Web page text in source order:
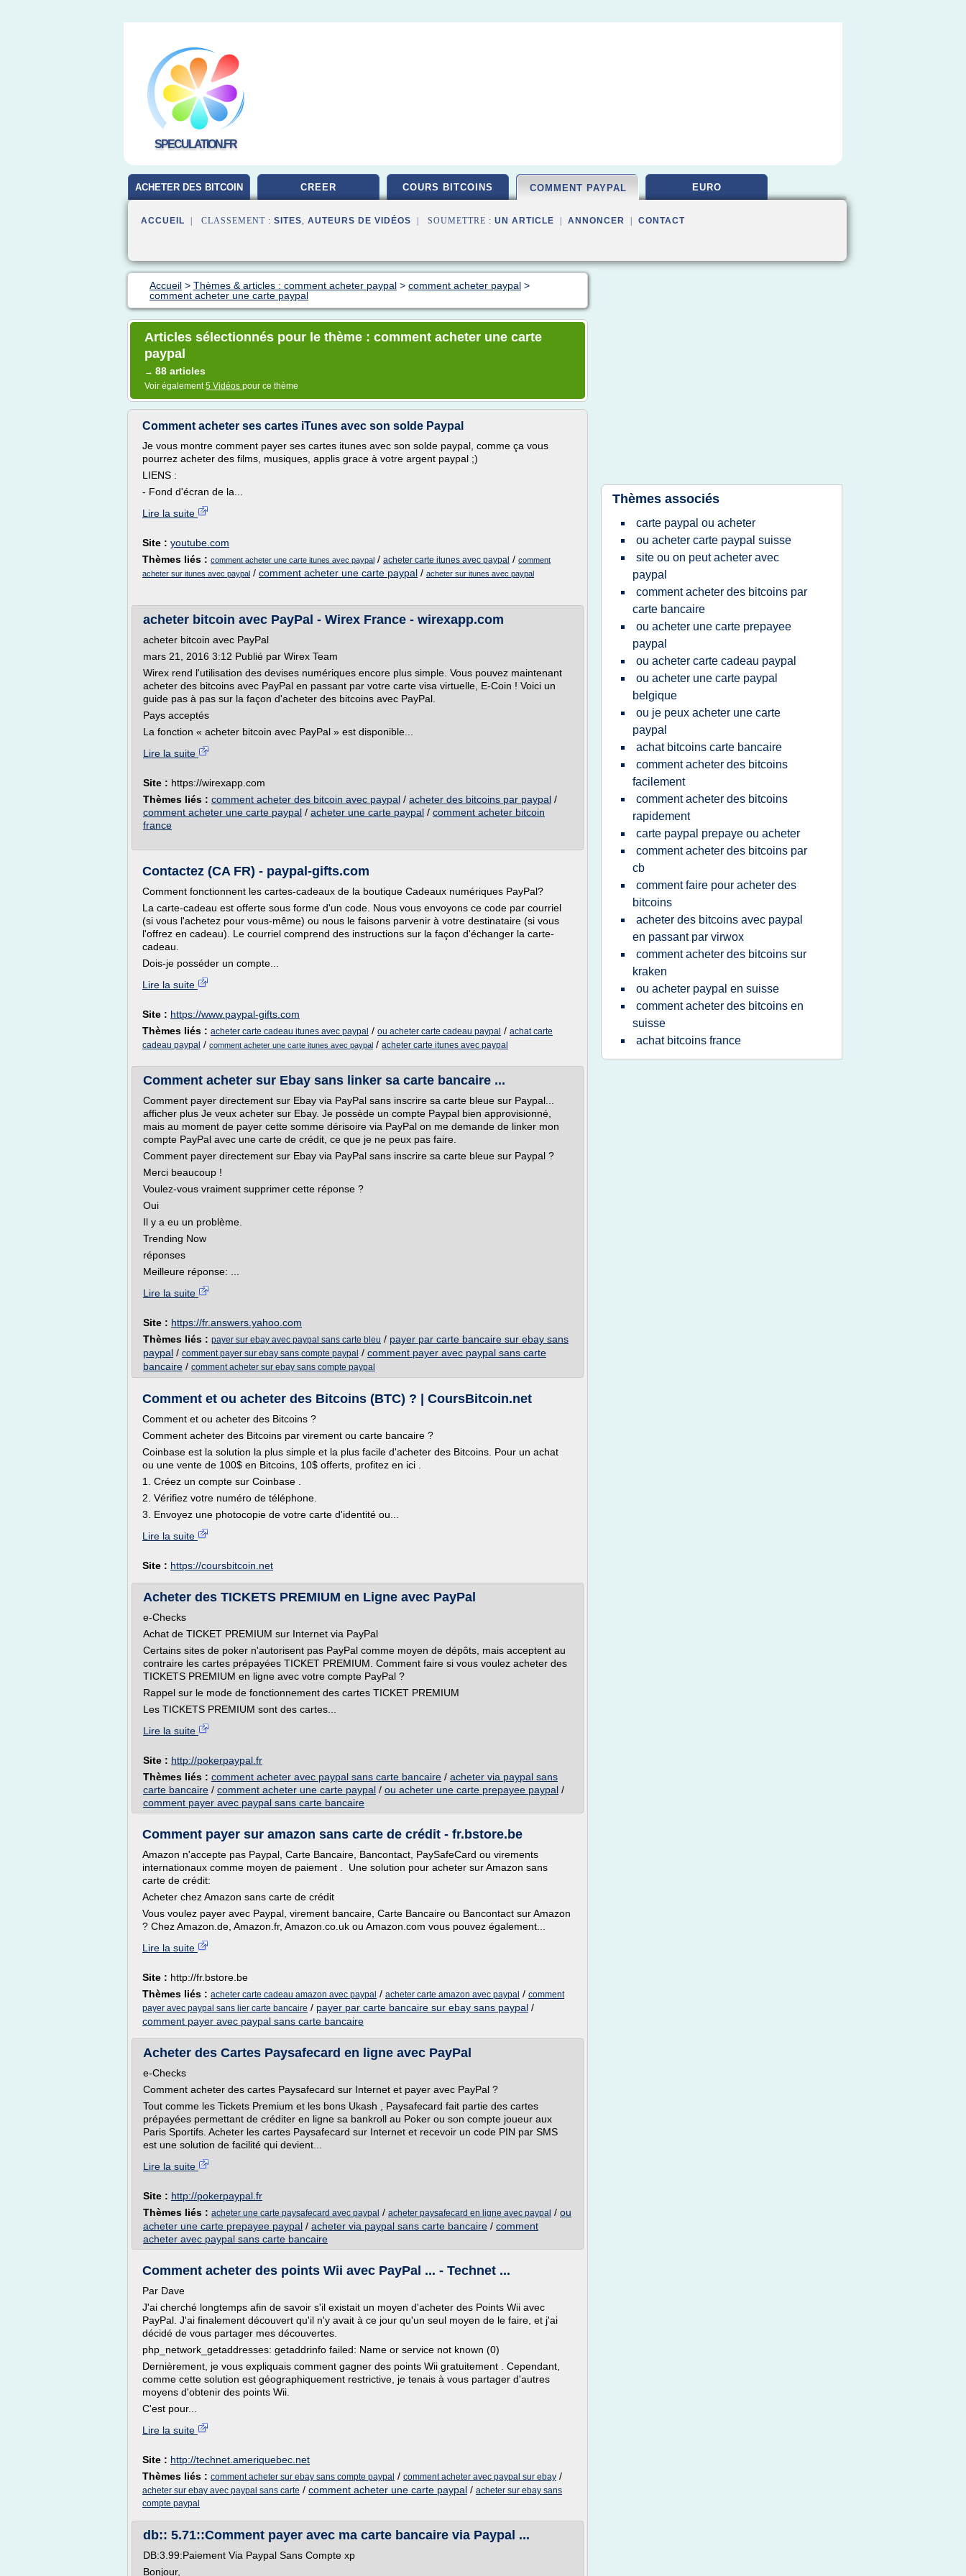
SPECULATION.FR
ACHETER DES BITCOIN CREER COURS BITCOINS COMMENT PAYPAL EURO
ACCUEIL | CLASSEMENT : SITES, AUTEURS DE VIDÉOS | SOUMETTRE : UN ARTICLE ANNONCER CONTACT
Accueil > Thèmes & articles : comment acheter paypal > comment acheter paypal >
comment acheter une carte paypal
Articles sélectionnés pour le thème : comment acheter une carte
paypal
→ 88 articles
Voir également5 Vidéos pour ce thème
Comment acheter ses cartes iTunes avec son solde Paypal
Je vous montre comment payer ses cartes itunes avec son solde paypal, comme ça vous
pourrez acheter des films, musiques, applis grace à votre argent paypal ;)
LIENS :
- Fond d'écran de la...
Lire la suite
Site : youtube.com
Thèmes liés : comment acheter une carte itunes avec paypal / acheter carte itunes avec paypal / comment
acheter sur itunes avec paypal / comment acheter une carte paypal / acheter sur itunes avec paypal
acheter bitcoin avec PayPal - Wirex France - wirexapp.com
acheter bitcoin avec PayPal
mars 21, 2016 3:12 Publié par Wirex Team
Wirex rend l'utilisation des devises numériques encore plus simple. Vous pouvez maintenant
acheter des bitcoins avec PayPal en passant par votre carte visa virtuelle, E-Coin ! Voici un
guide pas à pas sur la façon d'acheter des bitcoins avec PayPal.
Pays acceptés
La fonction « acheter bitcoin avec PayPal » est disponible...
Lire la suite
Site : https://wirexapp.com
Thèmes liés : comment acheter des bitcoin avec paypal / acheter des bitcoins par paypal /
comment acheter une carte paypal / acheter une carte paypal / comment acheter bitcoin
france
Contactez (CA FR) - paypal-gifts.com
Comment fonctionnent les cartes-cadeaux de la boutique Cadeaux numériques PayPal?
La carte-cadeau est offerte sous forme d'un code. Nous vous envoyons ce code par courriel
(si vous l'achetez pour vous-même) ou nous le faisons parvenir à votre destinataire (si vous
l'offrez en cadeau). Le courriel comprend des instructions sur la façon d'échanger la carte-
cadeau.
Dois-je posséder un compte...
Lire la suite
Site : https://www.paypal-gifts.com
Thèmes liés : acheter carte cadeau itunes avec paypal / ou acheter carte cadeau paypal / achat carte
cadeau paypal / comment acheter une carte itunes avec paypal / acheter carte itunes avec paypal
Comment acheter sur Ebay sans linker sa carte bancaire ...
Comment payer directement sur Ebay via PayPal sans inscrire sa carte bleue sur Paypal...
afficher plus Je veux acheter sur Ebay. Je possède un compte Paypal bien approvisionné,
mais au moment de payer cette somme dérisoire via PayPal on me demande de linker mon
compte PayPal avec une carte de crédit, ce que je ne peux pas faire.
Comment payer directement sur Ebay via PayPal sans inscrire sa carte bleue sur Paypal ?
Merci beaucoup !
Voulez-vous vraiment supprimer cette réponse ?
Oui
Il y a eu un problème.
Trending Now
réponses
Meilleure réponse: ...
Lire la suite
Site : https://fr.answers.yahoo.com
Thèmes liés : payer sur ebay avec paypal sans carte bleu / payer par carte bancaire sur ebay sans
paypal / comment payer sur ebay sans compte paypal / comment payer avec paypal sans carte
bancaire / comment acheter sur ebay sans compte paypal
Comment et ou acheter des Bitcoins (BTC) ? | CoursBitcoin.net
Comment et ou acheter des Bitcoins ?
Comment acheter des Bitcoins par virement ou carte bancaire ?
Coinbase est la solution la plus simple et la plus facile d'acheter des Bitcoins. Pour un achat
ou une vente de 100$ en Bitcoins, 10$ offerts, profitez en ici .
1. Créez un compte sur Coinbase .
2. Vérifiez votre numéro de téléphone.
3. Envoyez une photocopie de votre carte d'identité ou...
Lire la suite
Site : https://coursbitcoin.net
Acheter des TICKETS PREMIUM en Ligne avec PayPal
e-Checks
Achat de TICKET PREMIUM sur Internet via PayPal
Certains sites de poker n'autorisent pas PayPal comme moyen de dépôts, mais acceptent au
contraire les cartes prépayées TICKET PREMIUM. Comment faire si vous voulez acheter des
TICKETS PREMIUM en ligne avec votre compte PayPal ?
Rappel sur le mode de fonctionnement des cartes TICKET PREMIUM
Les TICKETS PREMIUM sont des cartes...
Lire la suite
Site : http://pokerpaypal.fr
Thèmes liés : comment acheter avec paypal sans carte bancaire / acheter via paypal sans
carte bancaire / comment acheter une carte paypal / ou acheter une carte prepayee paypal /
comment payer avec paypal sans carte bancaire
Comment payer sur amazon sans carte de crédit - fr.bstore.be
Amazon n'accepte pas Paypal, Carte Bancaire, Bancontact, PaySafeCard ou virements
internationaux comme moyen de paiement . Une solution pour acheter sur Amazon sans
carte de crédit:
Acheter chez Amazon sans carte de crédit
Vous voulez payer avec Paypal, virement bancaire, Carte Bancaire ou Bancontact sur Amazon
? Chez Amazon.de, Amazon.fr, Amazon.co.uk ou Amazon.com vous pouvez également...
Lire la suite
Site : http://fr.bstore.be
Thèmes liés : acheter carte cadeau amazon avec paypal / acheter carte amazon avec paypal / comment
payer avec paypal sans lier carte bancaire / payer par carte bancaire sur ebay sans paypal /
comment payer avec paypal sans carte bancaire
Acheter des Cartes Paysafecard en ligne avec PayPal
e-Checks
Comment acheter des cartes Paysafecard sur Internet et payer avec PayPal ?
Tout comme les Tickets Premium et les bons Ukash , Paysafecard fait partie des cartes
prépayées permettant de créditer en ligne sa bankroll au Poker ou son compte joueur aux
Paris Sportifs. Acheter les cartes Paysafecard sur Internet et recevoir un code PIN par SMS
est une solution de facilité qui devient...
Lire la suite
Site : http://pokerpaypal.fr
Thèmes liés : acheter une carte paysafecard avec paypal / acheter paysafecard en ligne avec paypal / ou
acheter une carte prepayee paypal / acheter via paypal sans carte bancaire / comment
acheter avec paypal sans carte bancaire
Comment acheter des points Wii avec PayPal ... - Technet ...
Par Dave
J'ai cherché longtemps afin de savoir s'il existait un moyen d'acheter des Points Wii avec
PayPal. J'ai finalement découvert qu'il n'y avait à ce jour qu'un seul moyen de le faire, et j'ai
décidé de vous partager mes découvertes.
php_network_getaddresses: getaddrinfo failed: Name or service not known (0)
Dernièrement, je vous expliquais comment gagner des points Wii gratuitement . Cependant,
comme cette solution est géographiquement restrictive, je tenais à vous partager d'autres
moyens d'obtenir des points Wii.
C'est pour...
Lire la suite
Site : http://technet.ameriquebec.net
Thèmes liés : comment acheter sur ebay sans compte paypal / comment acheter avec paypal sur ebay /
acheter sur ebay avec paypal sans carte / comment acheter une carte paypal / acheter sur ebay sans
compte paypal
db:: 5.71::Comment payer avec ma carte bancaire via Paypal ...
DB:3.99:Paiement Via Paypal Sans Compte xp
Bonjour,
Thèmes associés
carte paypal ou acheter
ou acheter carte paypal suisse
site ou on peut acheter avec
paypal
comment acheter des bitcoins par
carte bancaire
ou acheter une carte prepayee
paypal
ou acheter carte cadeau paypal
ou acheter une carte paypal
belgique
ou je peux acheter une carte
paypal
achat bitcoins carte bancaire
comment acheter des bitcoins
facilement
comment acheter des bitcoins
rapidement
carte paypal prepaye ou acheter
comment acheter des bitcoins par
cb
comment faire pour acheter des
bitcoins
acheter des bitcoins avec paypal
en passant par virwox
comment acheter des bitcoins sur
kraken
ou acheter paypal en suisse
comment acheter des bitcoins en
suisse
achat bitcoins france